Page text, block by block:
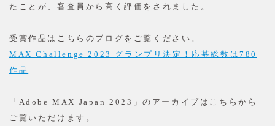
たことが、審査員から高く評価をされました。
受賞作品はこちらのブログをご覧ください。
MAX Challenge 2023 グランプリ決定！応募総数は780
作品
「Adobe MAX Japan 2023」のアーカイブはこちらから
ご覧いただけます。